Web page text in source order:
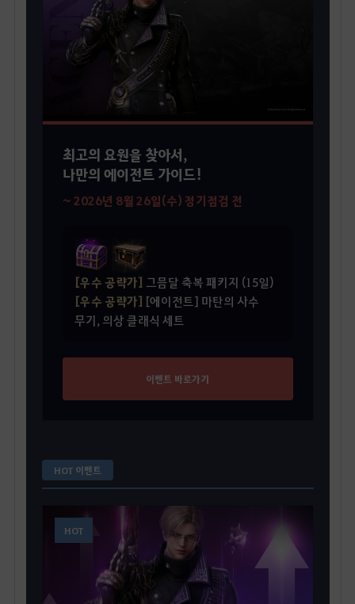
최고의 요원을 찾아서,
나만의 에이전트 가이드!
~ 2026년 8월 26일(수) 정기점검 전
[우수 공략가] 그믐달 축복 패키지 (15일)
[우수 공략가] [에이전트] 마탄의 사수
무기, 의상 클래식 세트
이벤트 바로가기
HOT 이벤트
HOT